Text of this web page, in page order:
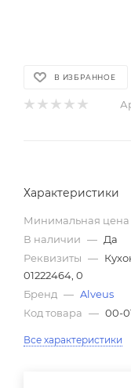
В ИЗБРАННОЕ
Характеристики
Минимальная цена
В наличии — Да
Реквизиты —
01222464, 0
Бренд — Alveus
Код товара — 00-
Все характеристики